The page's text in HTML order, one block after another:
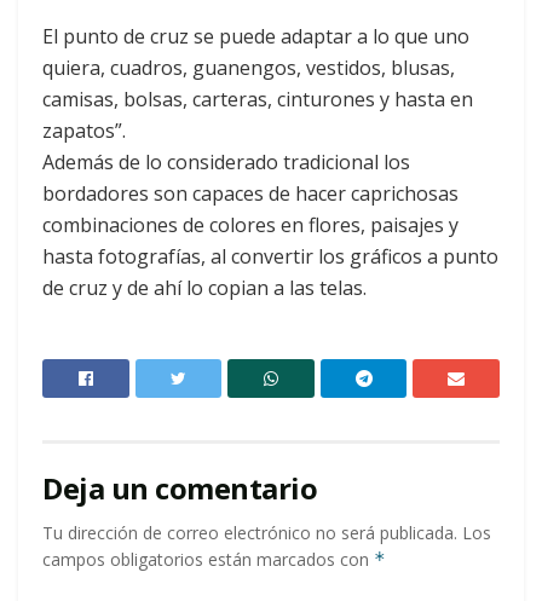
El punto de cruz se puede adaptar a lo que uno
quiera, cuadros, guanengos, vestidos, blusas,
camisas, bolsas, carteras, cinturones y hasta en
zapatos”.
Además de lo considerado tradicional los
bordadores son capaces de hacer caprichosas
combinaciones de colores en flores, paisajes y
hasta fotografías, al convertir los gráficos a punto
de cruz y de ahí lo copian a las telas.
Deja un comentario
Tu dirección de correo electrónico no será publicada. Los
campos obligatorios están marcados con *